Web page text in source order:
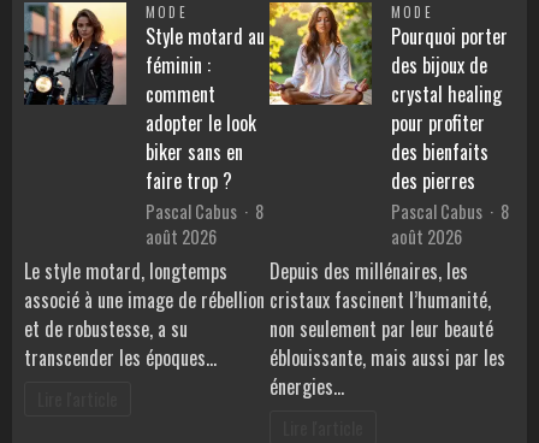
MODE
Style motard au
féminin :
comment
adopter le look
biker sans en
faire trop ?
Pascal Cabus
8
août 2026
Le style motard, longtemps
associé à une image de rébellion
et de robustesse, a su
transcender les époques…
MODE
Pourquoi porter
des bijoux de
crystal healing
pour profiter
des bienfaits
des pierres
Pascal Cabus
8
août 2026
Depuis des millénaires, les
cristaux fascinent l’humanité,
non seulement par leur beauté
éblouissante, mais aussi par les
énergies…